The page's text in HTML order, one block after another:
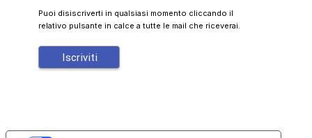
Puoi disiscriverti in qualsiasi momento cliccando il
relativo pulsante in calce a tutte le mail che riceverai.